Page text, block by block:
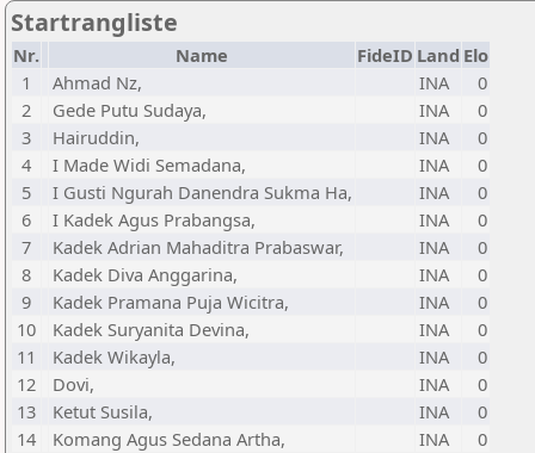
Startrangliste
Nr. Name FideID Land Elo
1
Ahmad Nz, INA
0
2
Gede Putu Sudaya, INA
0
3
Hairuddin, INA
0
4
I Made Widi Semadana, INA
0
5
I Gusti Ngurah Danendra Sukma Ha, INA
0
6
I Kadek Agus Prabangsa, INA
0
7
Kadek Adrian Mahaditra Prabaswar, INA
0
8
Kadek Diva Anggarina, INA
0
9
Kadek Pramana Puja Wicitra, INA
0
10
Kadek Suryanita Devina, INA
0
11
Kadek Wikayla, INA
0
12
Dovi, INA
0
13
Ketut Susila, INA
0
14
Komang Agus Sedana Artha, INA
0